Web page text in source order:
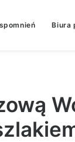
Biura